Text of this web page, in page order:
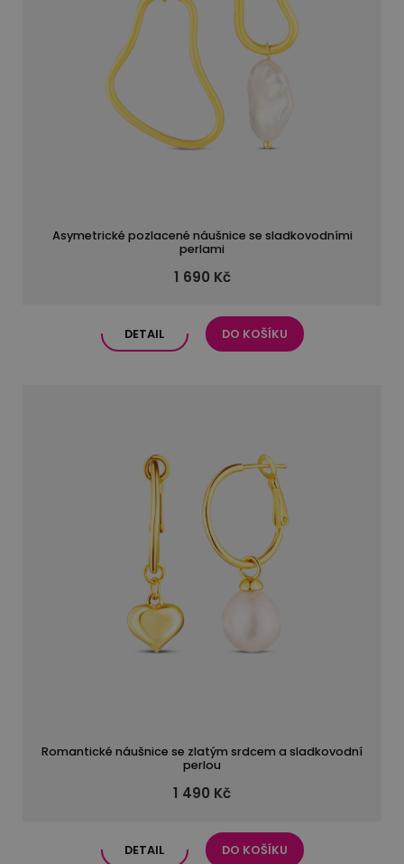
Asymetrické pozlacené náušnice se sladkovodními
perlami
1 690 Kč
DETAIL DO KOŠÍKU
Romantické náušnice se zlatým srdcem a sladkovodní
perlou
1 490 Kč
DETAIL DO KOŠÍKU